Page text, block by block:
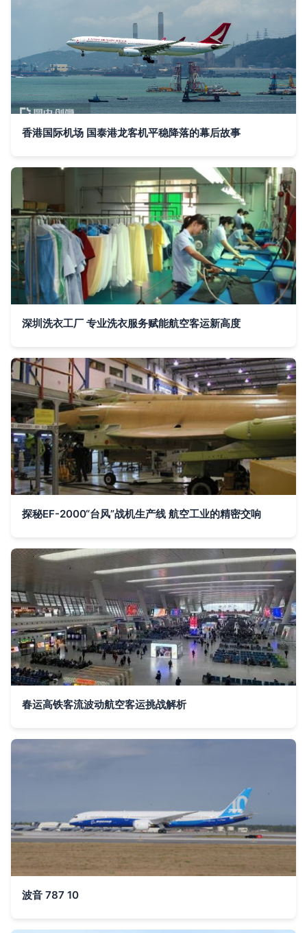
香港国际机场 国泰港龙客机平稳降落的幕后故事
深圳洗衣工厂 专业洗衣服务赋能航空客运新高度
探秘EF-2000“台风”战机生产线 航空工业的精密交响
春运高铁客流波动航空客运挑战解析
波音 787 10